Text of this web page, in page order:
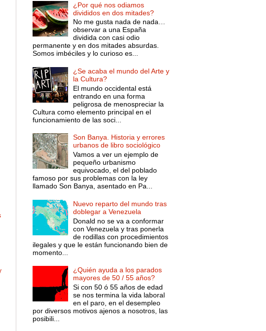
¿Por qué nos odiamos
divididos en dos mitades?
No me gusta nada de nada…
observar a una España
dividida con casi odio
permanente y en dos mitades absurdas.
Somos imbéciles y lo curioso es...
¿Se acaba el mundo del Arte y
la Cultura?
El mundo occidental está
entrando en una forma
peligrosa de menospreciar la
Cultura como elemento principal en el
funcionamiento de las soci...
Son Banya. Historia y errores
urbanos de libro sociológico
Vamos a ver un ejemplo de
pequeño urbanismo
equivocado, el del poblado
famoso por sus problemas con la ley
llamado Son Banya, asentado en Pa...
Nuevo reparto del mundo tras
doblegar a Venezuela
Donald no se va a conformar
con Venezuela y tras ponerla
de rodillas con procedimientos
ilegales y que le están funcionando bien de
momento...
¿Quién ayuda a los parados
mayores de 50 / 55 años?
Si con 50 ó 55 años de edad
se nos termina la vida laboral
en el paro, en el desempleo
por diversos motivos ajenos a nosotros, las
posibili...